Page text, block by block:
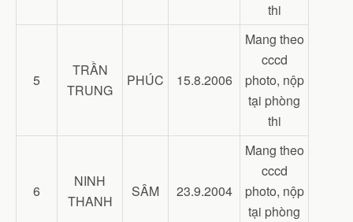
thi
5
TRẦN
TRUNG
PHÚC 15.8.2006
Mang theo
cccd
photo, nộp
tại phòng
thi
6
NINH
THANH
SÂM 23.9.2004
Mang theo
cccd
photo, nộp
tại phòng